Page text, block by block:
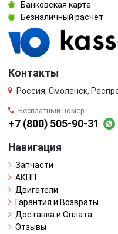
Банковская карта
Безналичный расчёт
Контакты
Россия, Смоленск,
Бесплатный номер
+7 (800) 505-90-31
Навигация
Запчасти
АКПП
Двигатели
Гарантия и Возвраты
Доставка и Оплата
Отзывы